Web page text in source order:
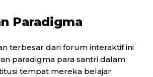
Paradigma
terbesar dari forum interaktif ini
paradigma para santri dalam
tempat mereka belajar.